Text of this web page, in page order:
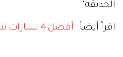
الحديقة"
اقرأ أيضاً: أفضل 4 سيارات نسائية أوروبية